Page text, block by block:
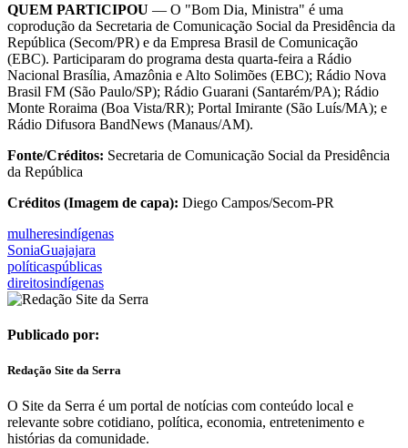
QUEM PARTICIPOU — O "Bom Dia, Ministra" é uma
coprodução da Secretaria de Comunicação Social da Presidência da
República (Secom/PR) e da Empresa Brasil de Comunicação
(EBC). Participaram do programa desta quarta-feira a Rádio
Nacional Brasília, Amazônia e Alto Solimões (EBC); Rádio Nova
Brasil FM (São Paulo/SP); Rádio Guarani (Santarém/PA); Rádio
Monte Roraima (Boa Vista/RR); Portal Imirante (São Luís/MA); e
Rádio Difusora BandNews (Manaus/AM).
Fonte/Créditos: Secretaria de Comunicação Social da Presidência
da República
Créditos (Imagem de capa): Diego Campos/Secom-PR
mulheresindígenas
SoniaGuajajara
políticaspúblicas
direitosindígenas
Publicado por:
Redação Site da Serra
O Site da Serra é um portal de notícias com conteúdo local e
relevante sobre cotidiano, política, economia, entretenimento e
histórias da comunidade.